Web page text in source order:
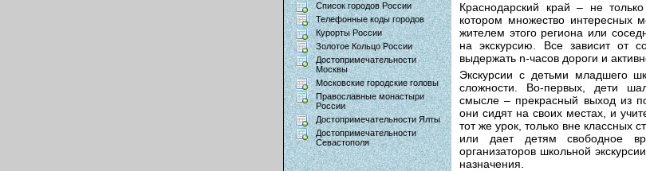
Краснодарский край – не
котором множество интересных
жителем этого региона или
на экскурсию. Все зависит от
выдержать n-часов дороги и
Экскурсии с детьми младшего
сложности. Во-первых, дети
смысле – прекрасный выход из
они сидят на своих местах, и
тот же урок, только вне классных
или дает детям свободное
организаторов школьной
назначения.
Список городов России
Телефонные коды городов
Курорты России
Золотое Кольцо России
Достопримечательности
Москвы
Московские городские головы
Православные монастыри
России
Достопримечательности Ялты
Достопримечательности
Севастополя